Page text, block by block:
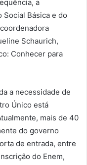
a
Básica e do
Schaurich,
Conhecer para
a necessidade de
Único está
mais de 40
do governo
de entrada, entre
do Enem,